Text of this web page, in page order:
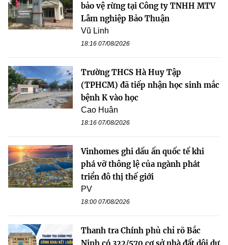
bảo vệ rừng tại Công ty TNHH MTV
Lâm nghiệp Bảo Thuận
Vũ Linh
18:16 07/08/2026
Trường THCS Hà Huy Tập
(TPHCM) đã tiếp nhận học sinh mắc
bệnh K vào học
Cao Huân
18:16 07/08/2026
Vinhomes ghi dấu ấn quốc tế khi
phá vỡ thông lệ của ngành phát
triển đô thị thế giới
PV
18:00 07/08/2026
Thanh tra Chính phủ chỉ rõ Bắc